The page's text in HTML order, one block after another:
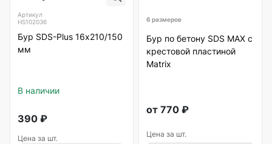
Артикул
HS102036
Бур SDS-Plus 16х210/150
мм
В наличии
390 ₽
Цена за шт.
6 размеров
Бур по бетону SDS MAX с
крестовой пластиной
Matrix
от 770 ₽
Цена за шт.